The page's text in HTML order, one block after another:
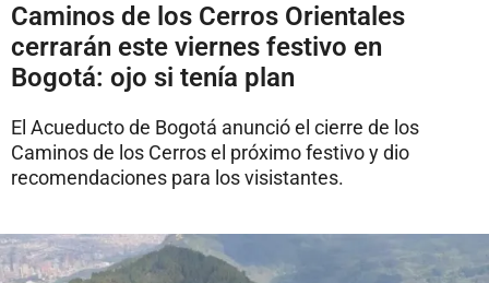
Caminos de los Cerros Orientales
cerrarán este viernes festivo en
Bogotá: ojo si tenía plan
El Acueducto de Bogotá anunció el cierre de los
Caminos de los Cerros el próximo festivo y dio
recomendaciones para los visistantes.